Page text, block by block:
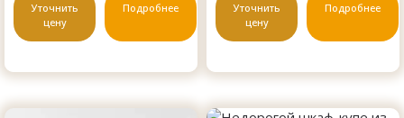
Уточнить
цену
Подробнее
Уточнить
цену
Подробнее